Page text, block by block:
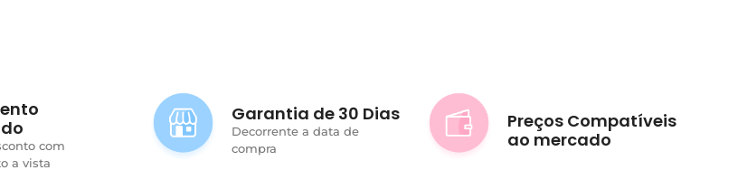
com
a vista
Garantia de 30 Dias
Decorrente a data de
compra
Preços Compatíveis
ao mercado